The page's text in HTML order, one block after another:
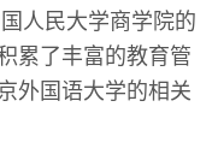
人民大学商学院的
累了丰富的教育管
外国语大学的相关